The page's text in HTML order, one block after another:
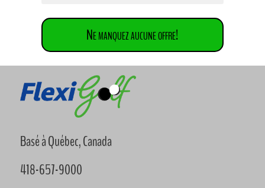
Ne manquez aucune offre!
Basé à Québec, Canada
418-657-9000